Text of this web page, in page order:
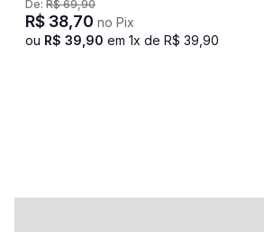
De: R$ 69,90
R$ 38,70 no Pix
ou R$ 39 90 em 1x de R$ 39 90